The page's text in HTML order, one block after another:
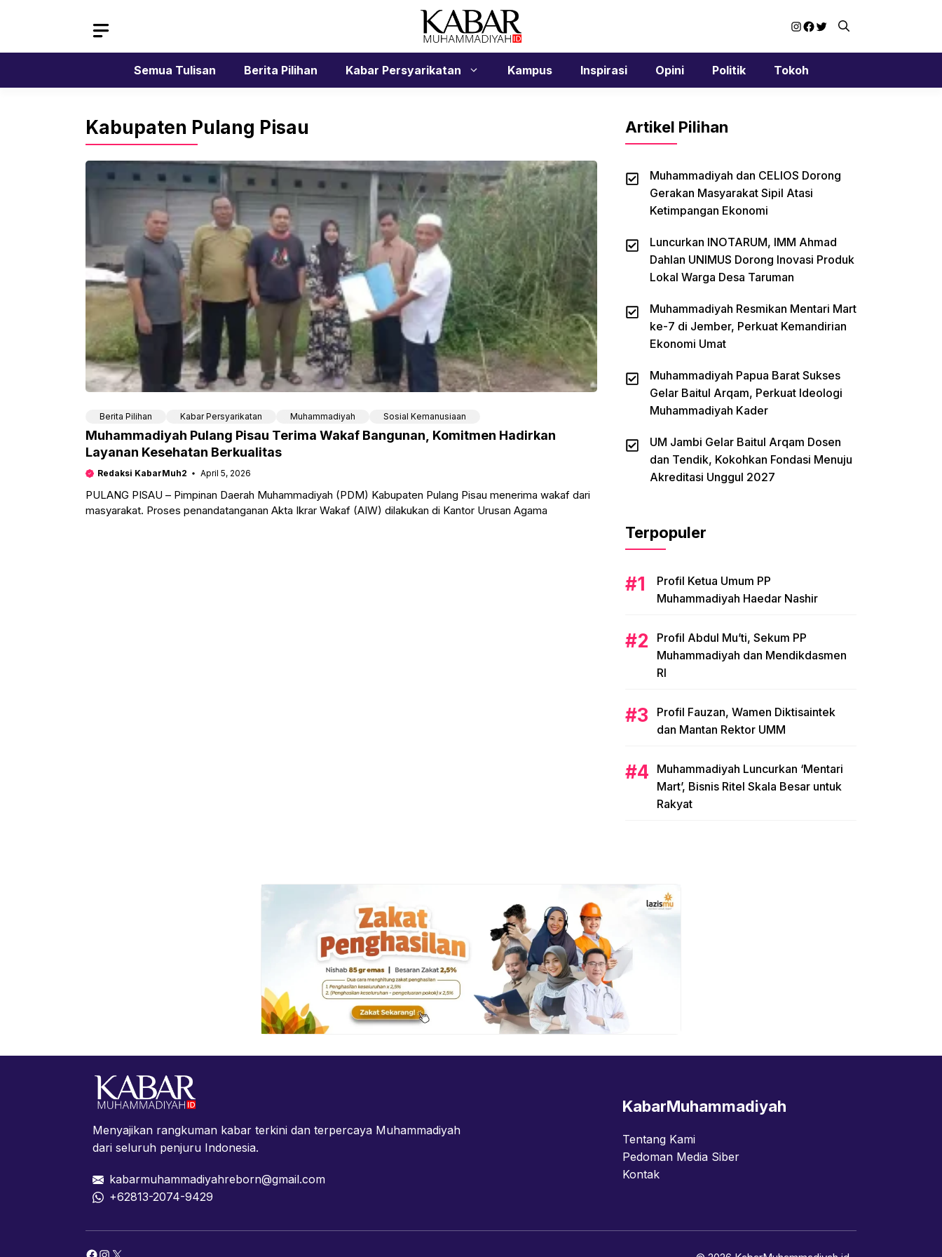
Instagram
Facebook
Twitter
Semua Tulisan Berita Pilihan Kabar Persyarikatan Kampus Inspirasi Opini Politik Tokoh
Kabupaten Pulang Pisau
Berita Pilihan Kabar Persyarikatan Muhammadiyah Sosial Kemanusiaan
Muhammadiyah Pulang Pisau Terima Wakaf Bangunan, Komitmen Hadirkan
Layanan Kesehatan Berkualitas
Redaksi KabarMuh2 April 5, 2026
PULANG PISAU – Pimpinan Daerah Muhammadiyah (PDM) Kabupaten Pulang Pisau menerima wakaf dari
masyarakat. Proses penandatanganan Akta Ikrar Wakaf (AIW) dilakukan di Kantor Urusan Agama
Artikel Pilihan
Muhammadiyah dan CELIOS Dorong
Gerakan Masyarakat Sipil Atasi
Ketimpangan Ekonomi
Luncurkan INOTARUM, IMM Ahmad
Dahlan UNIMUS Dorong Inovasi Produk
Lokal Warga Desa Taruman
Muhammadiyah Resmikan Mentari Mart
ke-7 di Jember, Perkuat Kemandirian
Ekonomi Umat
Muhammadiyah Papua Barat Sukses
Gelar Baitul Arqam, Perkuat Ideologi
Muhammadiyah Kader
UM Jambi Gelar Baitul Arqam Dosen
dan Tendik, Kokohkan Fondasi Menuju
Akreditasi Unggul 2027
Terpopuler
Profil Ketua Umum PP
Muhammadiyah Haedar Nashir
Profil Abdul Mu’ti, Sekum PP
Muhammadiyah dan Mendikdasmen
RI
Profil Fauzan, Wamen Diktisaintek
dan Mantan Rektor UMM
Muhammadiyah Luncurkan ‘Mentari
Mart’, Bisnis Ritel Skala Besar untuk
Rakyat
Menyajikan rangkuman kabar terkini dan terpercaya Muhammadiyah
dari seluruh penjuru Indonesia.
kabarmuhammadiyahreborn@gmail.com
+62813-2074-9429
KabarMuhammadiyah
Tentang Kami
Pedoman Media Siber
Kontak
Facebook
Instagram
X